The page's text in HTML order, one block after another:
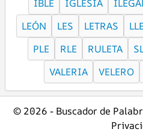
IBLE
IGLESIA
LEÓN
LES LETRAS LLE
PLE
RLE RULETA
VALERIA
VELERO
© 2026 - Buscador de